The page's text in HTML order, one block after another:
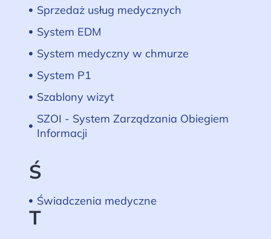
Sprzedaż usług medycznych
System EDM
System medyczny w chmurze
System P1
Szablony wizyt
SZOI - System Zarządzania Obiegiem
Informacji
Ś
Świadczenia medyczne
T